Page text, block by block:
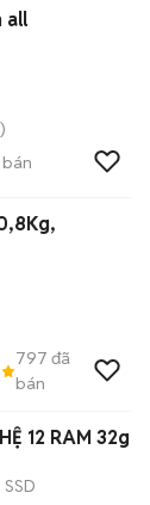
all
797 đã
bán
12 RAM 32g
SSD